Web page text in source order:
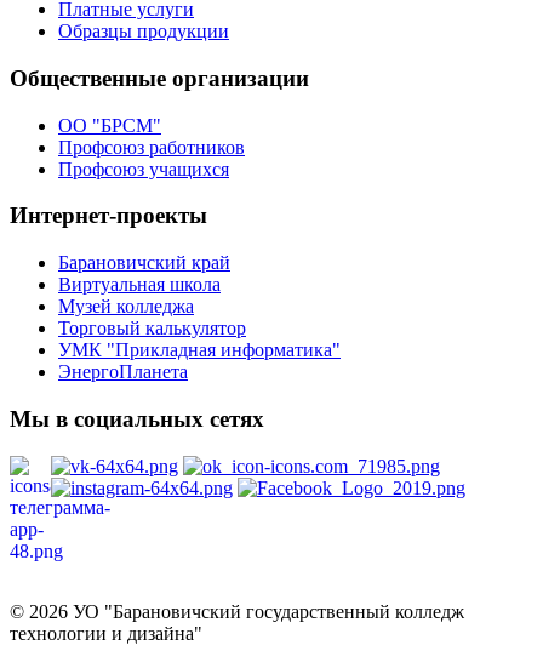
Платные услуги
Образцы продукции
Общественные организации
ОО "БРСМ"
Профсоюз работников
Профсоюз учащихся
Интернет-проекты
Барановичский край
Виртуальная школа
Музей колледжа
Торговый калькулятор
УМК "Прикладная информатика"
ЭнергоПланета
Мы в социальных сетях
© 2026 УО "Барановичский государственный колледж
технологии и дизайна"